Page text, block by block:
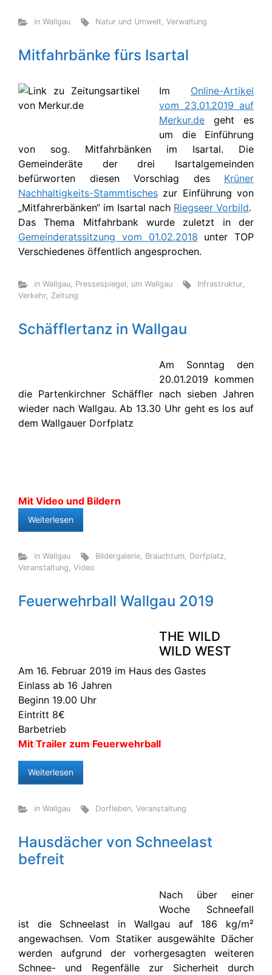
in Wallgau Natur und Umwelt,Verwaltung
Mitfahrbänke fürs Isartal
Im Online-Artikel
vom 23.01.2019 auf
Merkur.de geht es
um die Einführung
von sog. Mitfahrbänken im Isartal. Die
Gemeinderäte der drei Isartalgemeinden
befürworten diesen Vorschlag des Krüner
Nachhaltigkeits-Stammtisches zur Einführung von
„Mitfahrerbänken“ im Isartal nach Riegseer Vorbild.
Das Thema Mitfahrbank wurde zuletzt in der
Gemeinderatssitzung vom 01.02.2018 unter TOP
Verschiedenes öffentlich angesprochen.
in Wallgau, Pressespiegel, um Wallgau Infrastruktur,
Verkehr, Zeitung
Schäfflertanz in Wallgau
Am Sonntag den
20.01.2019 kommen
die Partenkirchner Schäffler nach sieben Jahren
wieder nach Wallgau. Ab 13.30 Uhr geht es los auf
dem Wallgauer Dorfplatz
Mit Video und Bildern
Weiterlesen
in Wallgau Bildergalerie, Brauchtum, Dorfplatz,
Veranstaltung, Video
Feuerwehrball Wallgau 2019
THE WILD
WILD WEST
Am 16. Februar 2019 im Haus des Gastes
Einlass ab 16 Jahren
Beginn 19.00 Uhr
Eintritt 8€
Barbetrieb
Mit Trailer zum Feuerwehrball
Weiterlesen
in Wallgau Dorfleben,Veranstaltung
Hausdächer von Schneelast
befreit
Nach über einer
Woche Schneefall
ist die Schneelast in Wallgau auf 186 kg/m²
angewachsen. Vom Statiker ausgewählte Dächer
werden aufgrund der vorhergesagten weiteren
Schnee- und Regenfälle zur Sicherheit durch